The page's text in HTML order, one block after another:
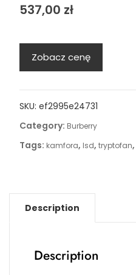
537,00 zł
Zobacz cenę
SKU: ef2995e24731
Category: Burberry
Tags: kamfora, lsd, tryptofan,
Description
Description